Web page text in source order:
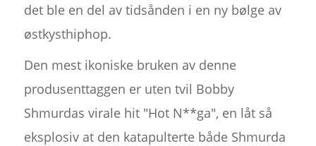
det ble en del av tidsånden i en ny bølge av
østkysthiphop.
Den mest ikoniske bruken av denne
produsenttaggen er uten tvil Bobby
Shmurdas virale hit "Hot N**ga", en låt så
eksplosiv at den katapulterte både Shmurda